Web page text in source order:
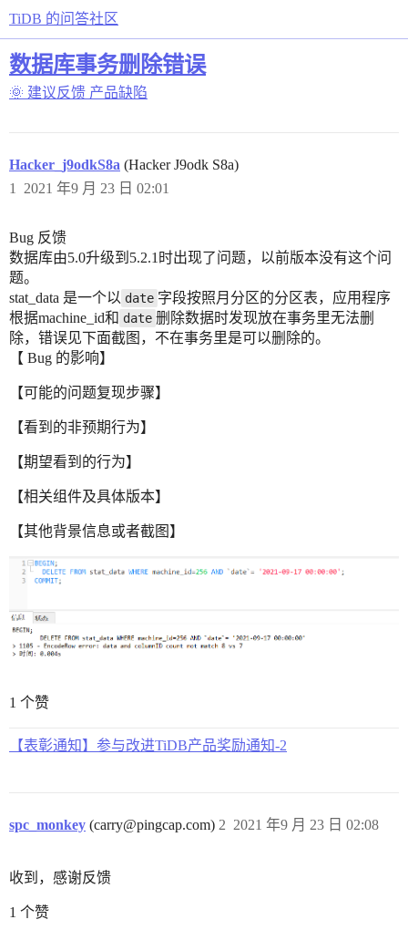
TiDB 的问答社区
数据库事务删除错误
🌞 建议反馈 产品缺陷
Hacker_j9odkS8a (Hacker J9odk S8a)
2021 年9 月 23 日 02:01
1
Bug 反馈
数据库由5.0升级到5.2.1时出现了问题，以前版本没有这个问
题。
stat_data 是一个以 date 字段按照月分区的分区表，应用程序
根据machine_id和 date 删除数据时发现放在事务里无法删
除，错误见下面截图，不在事务里是可以删除的。
【 Bug 的影响】
【可能的问题复现步骤】
【看到的非预期行为】
【期望看到的行为】
【相关组件及具体版本】
【其他背景信息或者截图】
1 个赞
【表彰通知】参与改进TiDB产品奖励通知-2
spc_monkey (carry@pingcap.com) 2021 年9 月 23 日 02:08
2
收到，感谢反馈
1 个赞